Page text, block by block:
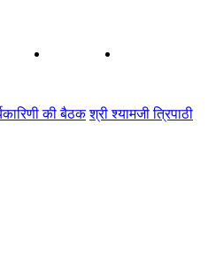
की बैठक श्री श्यामजी त्रिपाठी